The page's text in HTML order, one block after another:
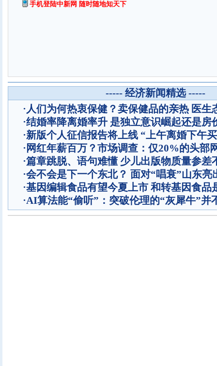
手机登陆中新网 随时随地知天下
----- 经济新闻精选 -----
·人们为何热衷保健？卖保健品的亲热 医生
·结婚率降离婚率升 是独立意识崛起还是房
·新版个人征信报告将上线 “上午离婚下午
· 网红年薪百万？市场调查：仅20%的头部
·篇章跳脱、语句难懂 少儿出版物质量参差
·会不会是下一个东北？ 面对“唱衰”山东亮
·基因编辑食品有望今夏上市 和转基因食品
·AI算法能“偷听”：突破伦理的“灰犀牛”并